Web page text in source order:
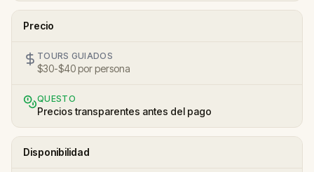
Precio
TOURS GUIADOS
$30-$40 por persona
QUESTO
Precios transparentes antes del pago
Disponibilidad